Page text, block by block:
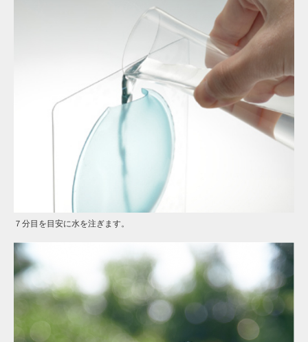
７分目を目安に水を注ぎます。